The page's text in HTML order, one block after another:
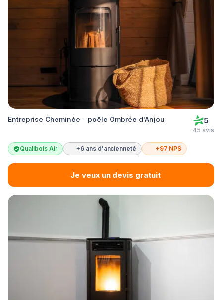
Entreprise Cheminée - poêle Ombrée d'Anjou 5
45 avis
Qualibois Air +6 ans d'ancienneté +97 NPS
Je veux un devis gratuit